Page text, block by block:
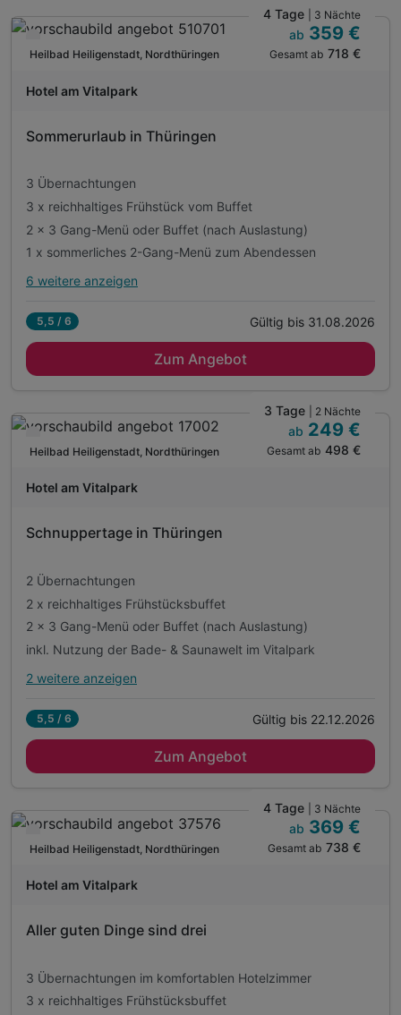
1 x saisonales á-la-carte Gericht zum Abendessen
1 x Eintritt für die Thüringer Landesgartenschau
1 x Lunchpaket für den Tagesausflug
1 x Blütenmocktail an der Hotelbar
inkl. Nutzung des Fitnessbereichs im Vitalpark
WAR
202
Nur noch bis August
Heilbad Heiligenstadt, Nordthüringen
4 Tage | 3 Nächte
ab 359 €
Gesamt ab 718 €
Hotel am Vitalpark
Sommerurlaub in Thüringen
3 Übernachtungen
3 x reichhaltiges Frühstück vom Buffet
2 x 3 Gang-Menü oder Buffet (nach Auslastung)
1 x sommerliches 2-Gang-Menü zum Abendessen
Alle Inklusivleistungen
3 x reichhaltiges Frühstück vom Buffet
1 x sommerliches 2-Gang-Menü zum Abendessen
1 x hausgemachtes Wassereis in Form für zuhause
Eintritt in das Erlebnis-Freibad
inkl. Nutzung der Bade- & Saunawelt im Vitalpark
inkl. Wellnesstasche
6 weitere anzeigen
5,5 / 6 Gültig bis 31.08.2026
Zum Angebot
WAR
202
Verfügbar bis Dezember
Heilbad Heiligenstadt, Nordthüringen
3 Tage | 2 Nächte
ab 249 €
Gesamt ab 498 €
Hotel am Vitalpark
Schnuppertage in Thüringen
2 Übernachtungen
2 x reichhaltiges Frühstücksbuffet
2 x 3 Gang-Menü oder Buffet (nach Auslastung)
inkl. Nutzung der Bade- & Saunawelt im Vitalpark
Alle Inklusivleistungen
2 x reichhaltiges Frühstücksbuffet
inkl. Nutzung der Bade- & Saunawelt im Vitalpark
inkl. Nutzung des Fitnessbereichs im Vitalpark
inkl. Wellness-Leihtasche während des Aufenthalts
2 weitere anzeigen
5,5 / 6 Gültig bis 22.12.2026
Zum Angebot
WAR
202
Verfügbar bis Dezember
Heilbad Heiligenstadt, Nordthüringen
4 Tage | 3 Nächte
ab 369 €
Gesamt ab 738 €
Hotel am Vitalpark
Aller guten Dinge sind drei
3 Übernachtungen im komfortablen Hotelzimmer
3 x reichhaltiges Frühstücksbuffet